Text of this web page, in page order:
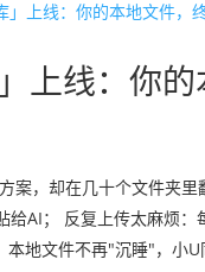
上线：你
，却在几十个文件夹
AI； 反复上传太麻烦
地文件不再"沉睡"，小